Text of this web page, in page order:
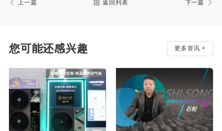
上一篇 返回列表 下一篇
您可能还感兴趣 更多资讯 +